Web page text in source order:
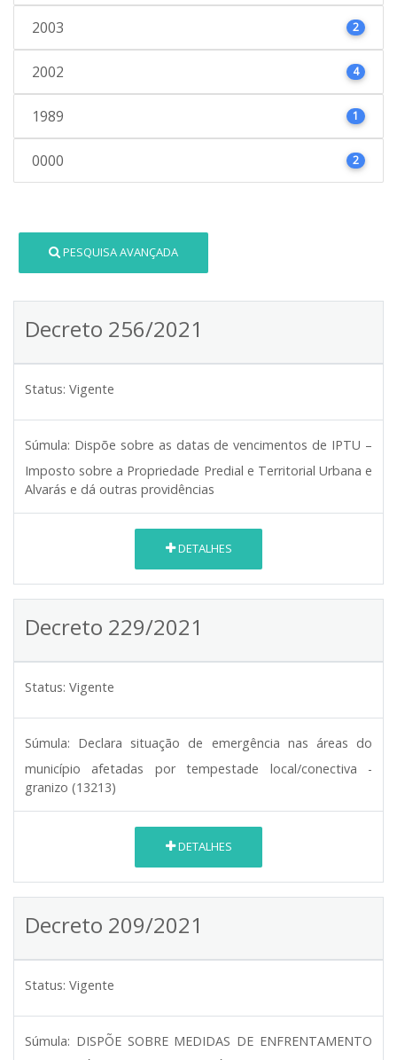
2003 2
2002 4
1989 1
0000 2
PESQUISA AVANÇADA
Decreto 256/2021
Status: Vigente
Súmula: Dispõe sobre as datas de vencimentos de IPTU –
Imposto sobre a Propriedade Predial e Territorial Urbana e
Alvarás e dá outras providências
DETALHES
Decreto 229/2021
Status: Vigente
Súmula: Declara situação de emergência nas áreas do
município afetadas por tempestade local/conectiva -
granizo (13213)
DETALHES
Decreto 209/2021
Status: Vigente
Súmula: DISPÕE SOBRE MEDIDAS DE ENFRENTAMENTO